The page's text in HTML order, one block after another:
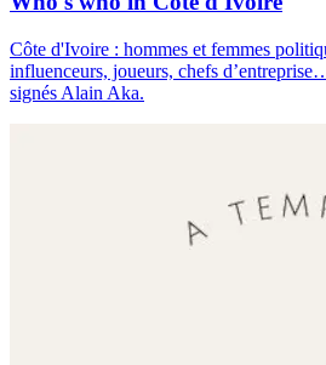
Côte d'Ivoire : hommes et femmes
influenceurs, joueurs, chefs
signés Alain Aka.